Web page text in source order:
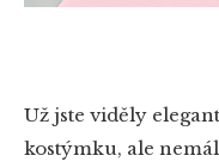
Už jste viděly
kostýmku, ale